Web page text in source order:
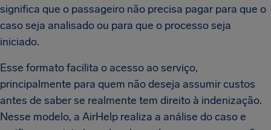
significa que o passageiro não precisa pagar para que o
caso seja analisado ou para que o processo seja
iniciado.
Esse formato facilita o acesso ao serviço,
principalmente para quem não deseja assumir custos
antes de saber se realmente tem direito à indenização.
Nesse modelo, a AirHelp realiza a análise do caso e